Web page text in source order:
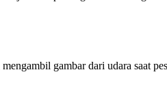
gambar dari udara saat